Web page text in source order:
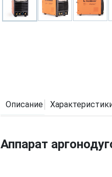
Описание
Аппарат